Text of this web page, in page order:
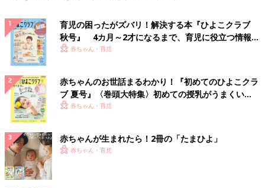
育児の困ったがズバリ！解決する本『ひよこクラブ
秋号』 4カ月～2才になるまで、育児に役立つ情報が
いっぱい！
赤ちゃん・育児
赤ちゃんのお世話まるわかり！『初めてのひよこクラ
ブ 夏号』〈巻頭大特集〉初めての授乳がうまくい
く！ おっぱい・ミルクの基本と夏のトラブル 解決テ
赤ちゃん・育児
赤ちゃんが生まれたら！2冊の「たまひよ」
赤ちゃん・育児